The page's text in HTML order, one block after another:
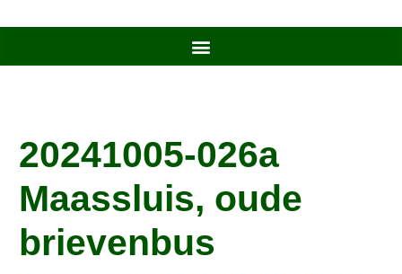
20241005-026a
Maassluis, oude
brievenbus